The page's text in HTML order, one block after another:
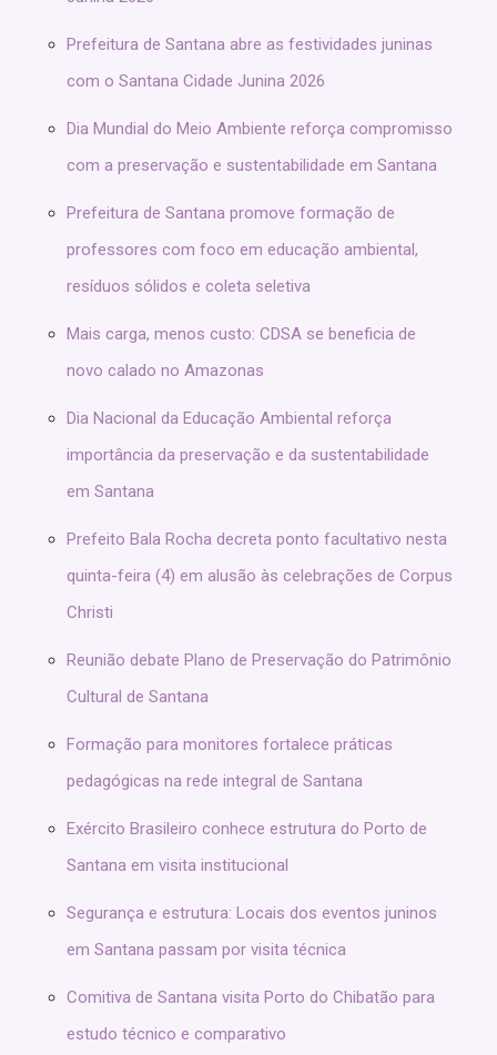
Prefeitura de Santana abre as festividades juninas
com o Santana Cidade Junina 2026
Dia Mundial do Meio Ambiente reforça compromisso
com a preservação e sustentabilidade em Santana
Prefeitura de Santana promove formação de
professores com foco em educação ambiental,
resíduos sólidos e coleta seletiva
Mais carga, menos custo: CDSA se beneficia de
novo calado no Amazonas
Dia Nacional da Educação Ambiental reforça
importância da preservação e da sustentabilidade
em Santana
Prefeito Bala Rocha decreta ponto facultativo nesta
quinta-feira (4) em alusão às celebrações de Corpus
Christi
Reunião debate Plano de Preservação do Patrimônio
Cultural de Santana
Formação para monitores fortalece práticas
pedagógicas na rede integral de Santana
Exército Brasileiro conhece estrutura do Porto de
Santana em visita institucional
Segurança e estrutura: Locais dos eventos juninos
em Santana passam por visita técnica
Comitiva de Santana visita Porto do Chibatão para
estudo técnico e comparativo